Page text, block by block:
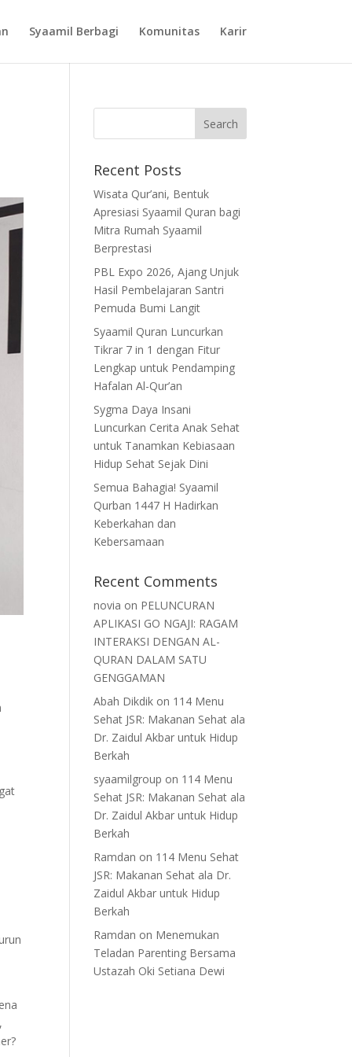
Syaamil Berbagi Komunitas Karir
Recent Posts
Wisata Qur’ani, Bentuk
Apresiasi Syaamil Quran bagi
Mitra Rumah Syaamil
Berprestasi
PBL Expo 2026, Ajang Unjuk
Hasil Pembelajaran Santri
Pemuda Bumi Langit
Syaamil Quran Luncurkan
Tikrar 7 in 1 dengan Fitur
Lengkap untuk Pendamping
Hafalan Al-Qur’an
Sygma Daya Insani
Luncurkan Cerita Anak Sehat
untuk Tanamkan Kebiasaan
Hidup Sehat Sejak Dini
Semua Bahagia! Syaamil
Qurban 1447 H Hadirkan
Keberkahan dan
Kebersamaan
Recent Comments
novia on PELUNCURAN
APLIKASI GO NGAJI: RAGAM
INTERAKSI DENGAN AL-
QURAN DALAM SATU
GENGGAMAN
Abah Dikdik on 114 Menu
Sehat JSR: Makanan Sehat ala
Dr. Zaidul Akbar untuk Hidup
Berkah
syaamilgroup on 114 Menu
Sehat JSR: Makanan Sehat ala
Dr. Zaidul Akbar untuk Hidup
Berkah
Ramdan on 114 Menu Sehat
JSR: Makanan Sehat ala Dr.
Zaidul Akbar untuk Hidup
Berkah
Ramdan on Menemukan
Teladan Parenting Bersama
Ustazah Oki Setiana Dewi